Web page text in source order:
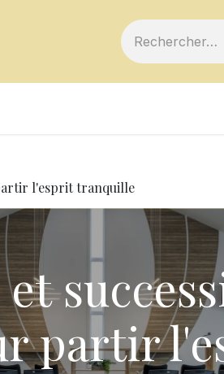
l'esprit tranquille
partir